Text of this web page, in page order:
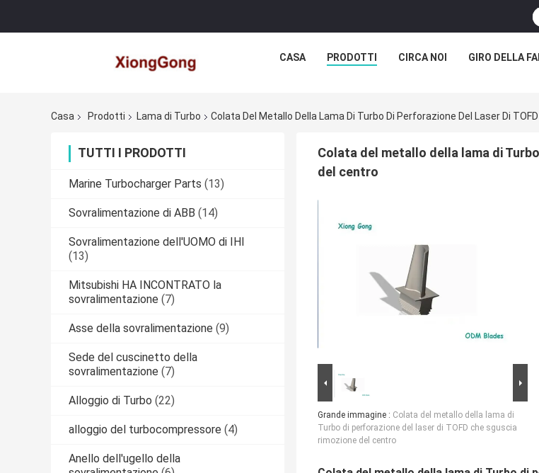
CASA PRODOTTI CIRCA NOI GIRO DELLA
Casa Prodotti Lama di Turbo Colata Del Metallo Della Lama Di Turbo Di Perforazione Del Laser Di
TUTTI I PRODOTTI
Marine Turbocharger Parts (13)
Sovralimentazione di ABB (14)
Sovralimentazione dell'UOMO di IHI
(13)
Mitsubishi HA INCONTRATO la
sovralimentazione (7)
Asse della sovralimentazione (9)
Sede del cuscinetto della
sovralimentazione (7)
Alloggio di Turbo (22)
alloggio del turbocompressore (4)
Anello dell'ugello della
Colata del metallo della lama di
del centro
Grande immagine : Colata del metallo della lama di
Turbo di perforazione del laser di TOFD che sguscia
rimozione del centro